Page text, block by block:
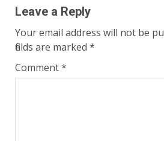
Leave a Reply
Your email address will not be
fields are marked *
Comment*